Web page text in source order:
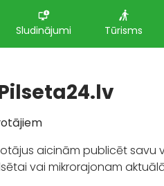
Sludinājumi Tūrisms
aicinām publicēt savu
vai mikrorajonam